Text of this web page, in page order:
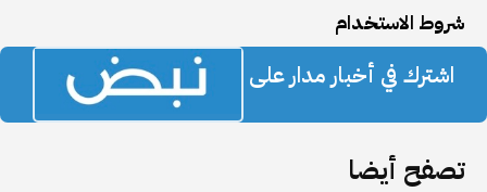
شروط الاستخدام
اشترك في أخبار مدار على
تصفح أيضا